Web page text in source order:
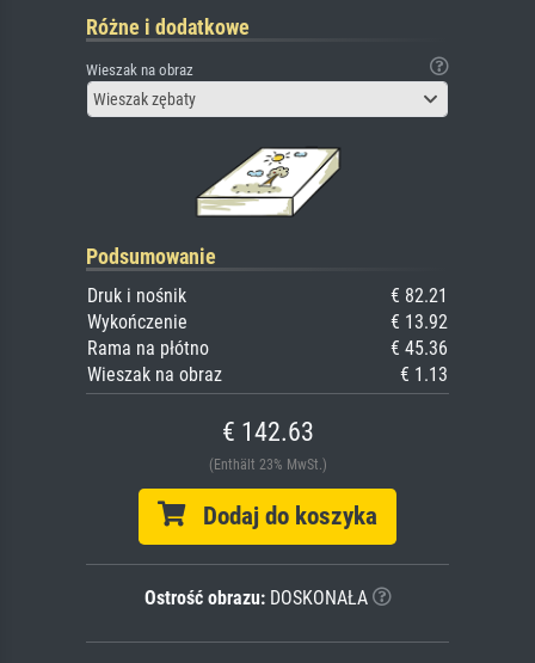
Różne i dodatkowe
Wieszak na obraz
Wieszak zębaty
Podsumowanie
Druk i nośnik
€ 82.21
Wykończenie
€ 13.92
Rama na płótno
€ 45.36
Wieszak na obraz
€ 1.13
€ 142.63
(Enthält 23% MwSt.)
Dodaj do koszyka
Ostrość obrazu:DOSKONAŁA